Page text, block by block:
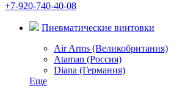
+7-920-740-40-08
Пневматические винтовки
Air Arms (Великобритания)
Ataman (Россия)
Diana (Германия)
Еще